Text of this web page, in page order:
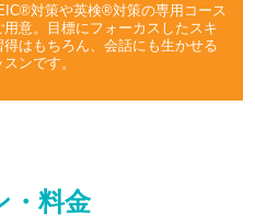
対策や英検®対策の専用コース
用意。目標にフォーカスしたスキ
得はもちろん、会話にも生かせる
スンです。
・料金